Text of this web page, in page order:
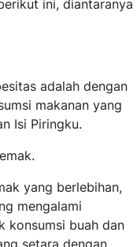
ini, diantaranya
adalah dengan
makanan yang
Isi Piringku.
yang berlebihan,
mengalami
konsumsi buah dan